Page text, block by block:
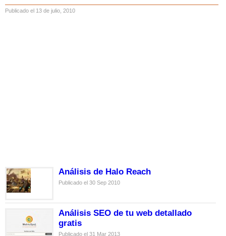
Publicado el 13 de julio, 2010
Análisis de Halo Reach
Publicado el 30 Sep 2010
Análisis SEO de tu web detallado
gratis
Publicado el 31 Mar 2013